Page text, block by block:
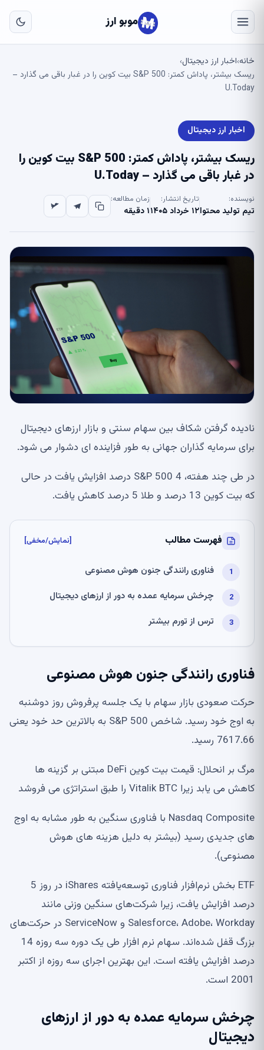
موبو ارز
خانه›اخبار ارز دیجیتال›
ریسک بیشتر، پاداش کمتر: S&P 500 بیت کوین را در غبار باقی می گذارد –
U.Today
اخبار ارز دیجیتال
ریسک بیشتر، پاداش کمتر: S&P 500 بیت کوین را
در غبار باقی می گذارد – U.Today
نویسنده:
تیم تولید محتوا
تاریخ انتشار:
۱۲ خرداد ۱۴۰۵
زمان مطالعه:
۱ دقیقه
نادیده گرفتن شکاف بین سهام سنتی و بازار ارزهای دیجیتال
برای سرمایه گذاران جهانی به طور فزاینده ای دشوار می شود.
در طی چند هفته، S&P 500 4 درصد افزایش یافت در حالی
که بیت کوین 13 درصد و طلا 5 درصد کاهش یافت.
فهرست مطالب [نمایش/مخفی]
فناوری رانندگی جنون هوش مصنوعی
چرخش سرمایه عمده به دور از ارزهای دیجیتال
ترس از تورم بیشتر
فناوری رانندگی جنون هوش مصنوعی
حرکت صعودی بازار سهام با یک جلسه پرفروش روز دوشنبه
به اوج خود رسید. شاخص S&P 500 به بالاترین حد خود یعنی
7617.66 رسید.
مرگ بر انحلال: قیمت بیت کوین DeFi مبتنی بر گزینه ها
کاهش می یابد زیرا Vitalik BTC را طبق استراتژی می فروشد
Nasdaq Composite با فناوری سنگین به طور مشابه به اوج
های جدیدی رسید (بیشتر به دلیل هزینه های هوش
مصنوعی).
ETF بخش نرم‌افزار فناوری توسعه‌یافته iShares در روز 5
درصد افزایش یافت، زیرا شرکت‌های سنگین وزنی مانند
Salesforce، Adobe، Workday و ServiceNow در حرکت‌های
بزرگ قفل شده‌اند. سهام نرم افزار طی یک دوره سه روزه 14
درصد افزایش یافته است. این بهترین اجرای سه روزه از اکتبر
2001 است.
چرخش سرمایه عمده به دور از ارزهای
دیجیتال